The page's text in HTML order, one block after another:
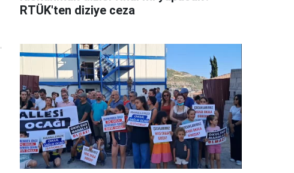
RTÜK'ten diziye ceza